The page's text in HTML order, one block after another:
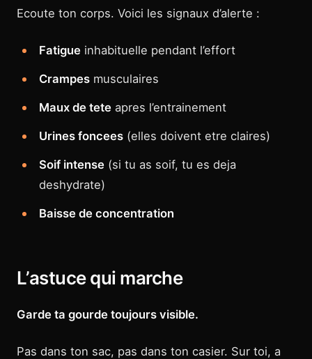
Ecoute ton corps. Voici les signaux d’alerte :
Fatigue inhabituelle pendant l’effort
Crampes musculaires
Maux de tete apres l’entrainement
Urines foncees (elles doivent etre claires)
Soif intense (si tu as soif, tu es deja
deshydrate)
Baisse de concentration
L’astuce qui marche
Garde ta gourde toujours visible.
Pas dans ton sac, pas dans ton casier. Sur toi, a